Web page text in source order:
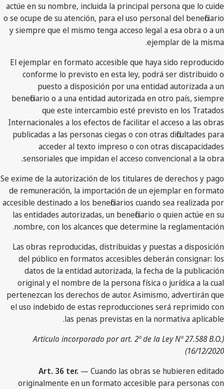
actúe en su nombre, incluida la principal persona que lo cuide
o se ocupe de su atención, para el uso personal del beneficiario
y siempre que el mismo tenga acceso legal a esa obra o a un
ejemplar de la misma.
El ejemplar en formato accesible que haya sido reproducido
conforme lo previsto en esta ley, podrá ser distribuido o
puesto a disposición por una entidad autorizada a un
beneficiario o a una entidad autorizada en otro país, siempre
que este intercambio esté previsto en los Tratados
Internacionales a los efectos de facilitar el acceso a las obras
publicadas a las personas ciegas o con otras dificultades para
acceder al texto impreso o con otras discapacidades
sensoriales que impidan el acceso convencional a la obra.
Se exime de la autorización de los titulares de derechos y pago
de remuneración, la importación de un ejemplar en formato
accesible destinado a los beneficiarios cuando sea realizada por
las entidades autorizadas, un beneficiario o quien actúe en su
nombre, con los alcances que determine la reglamentación.
Las obras reproducidas, distribuidas y puestas a disposición
del público en formatos accesibles deberán consignar: los
datos de la entidad autorizada, la fecha de la publicación
original y el nombre de la persona física o jurídica a la cual
pertenezcan los derechos de autor. Asimismo, advertirán que
el uso indebido de estas reproducciones será reprimido con
las penas previstas en la normativa aplicable.
(Artículo incorporado por art. 2º de la Ley Nº 27.588 B.O.
16/12/2020)
Art. 36 ter. — Cuando las obras se hubieren editado
originalmente en un formato accesible para personas con